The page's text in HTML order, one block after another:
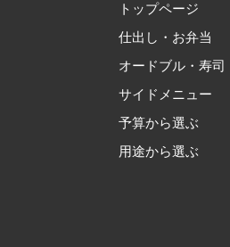
トップページ
仕出し・お弁当
オードブル・寿司
サイドメニュー
予算から選ぶ
用途から選ぶ